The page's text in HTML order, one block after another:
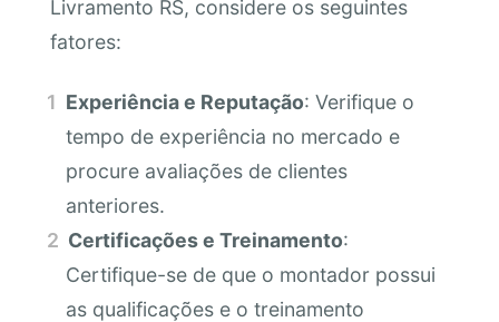
Livramento RS, considere os seguintes
fatores:
Experiência e Reputação: Verifique o
tempo de experiência no mercado e
procure avaliações de clientes
anteriores.
Certificações e Treinamento:
Certifique-se de que o montador possui
as qualificações e o treinamento